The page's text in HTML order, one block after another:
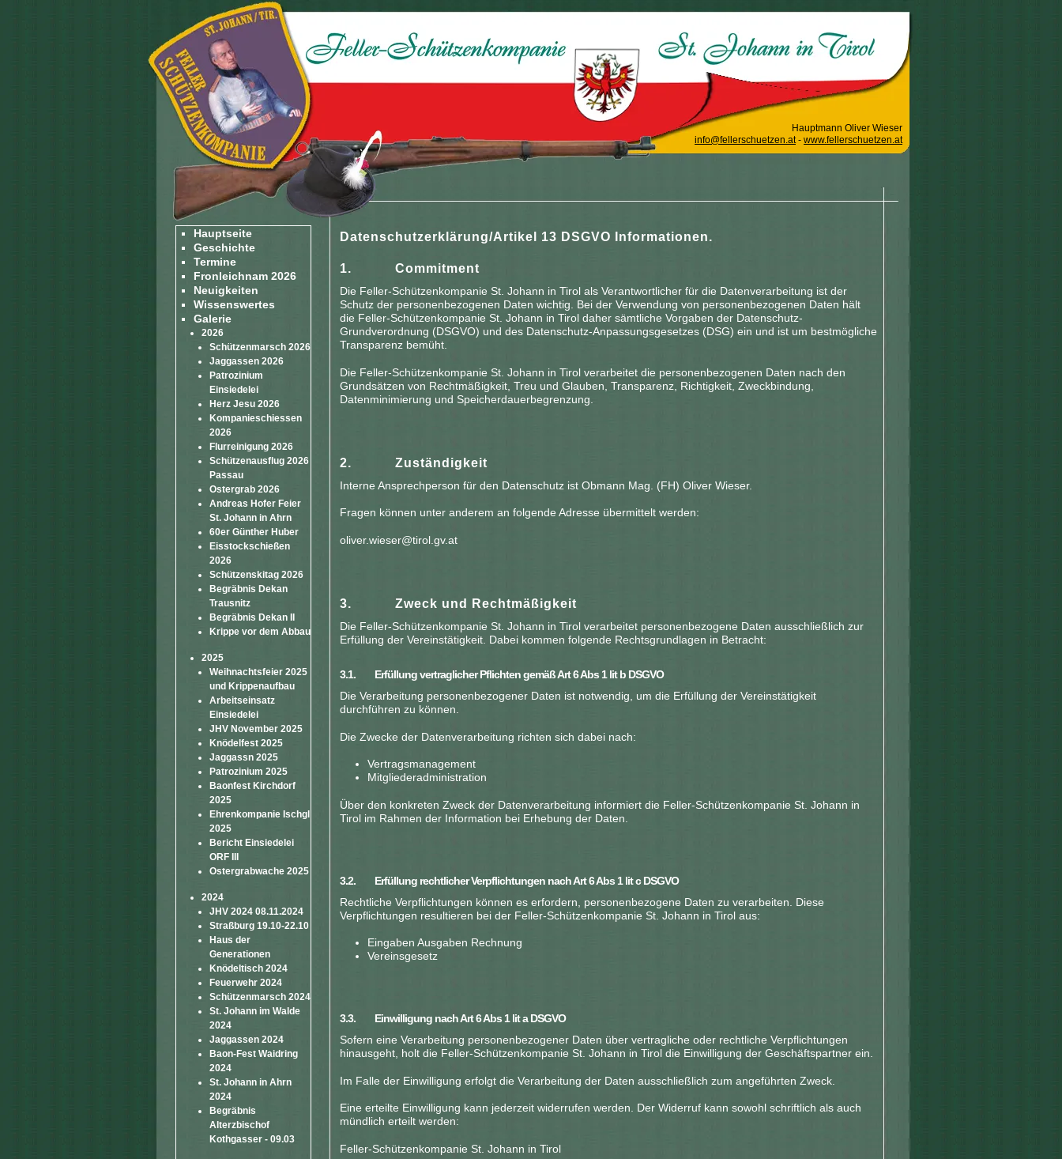
Hauptmann Oliver Wieser
info@fellerschuetzen.at- www.fellerschuetzen.at
Hauptseite
Geschichte
Termine
Fronleichnam 2026
Neuigkeiten
Wissenswertes
Galerie
2026
Schützenmarsch 2026
Jaggassen 2026
Patrozinium
Einsiedelei
Herz Jesu 2026
Kompanieschiessen
2026
Flurreinigung 2026
Schützenausflug 2026
Passau
Ostergrab 2026
Andreas Hofer Feier
St. Johann in Ahrn
60er Günther Huber
Eisstockschießen
2026
Schützenskitag 2026
Begräbnis Dekan
Trausnitz
Begräbnis Dekan II
Krippe vor dem Abbau
2025
Weihnachtsfeier 2025
und Krippenaufbau
Arbeitseinsatz
Einsiedelei
JHV November 2025
Knödelfest 2025
Jaggassn 2025
Patrozinium 2025
Baonfest Kirchdorf
2025
Ehrenkompanie Ischgl
2025
Bericht Einsiedelei
ORF III
Ostergrabwache 2025
2024
JHV 2024 08.11.2024
Straßburg 19.10-22.10
Haus der
Generationen
Knödeltisch 2024
Feuerwehr 2024
Schützenmarsch 2024
St. Johann im Walde
2024
Jaggassen 2024
Baon-Fest Waidring
2024
St. Johann in Ahrn
2024
Begräbnis
Alterzbischof
Kothgasser - 09.03
Datenschutzerklärung/Artikel 13 DSGVO Informationen.
1. Commitment
Die Feller-Schützenkompanie St. Johann in Tirol als Verantwortlicher für die Datenverarbeitung ist der
Schutz der personenbezogenen Daten wichtig. Bei der Verwendung von personenbezogenen Daten hält
die Feller-Schützenkompanie St. Johann in Tirol daher sämtliche Vorgaben der Datenschutz-
Grundverordnung (DSGVO) und des Datenschutz-Anpassungsgesetzes (DSG) ein und ist um bestmögliche
Transparenz bemüht.
Die Feller-Schützenkompanie St. Johann in Tirol verarbeitet die personenbezogenen Daten nach den
Grundsätzen von Rechtmäßigkeit, Treu und Glauben, Transparenz, Richtigkeit, Zweckbindung,
Datenminimierung und Speicherdauerbegrenzung.
2. Zuständigkeit
Interne Ansprechperson für den Datenschutz ist Obmann Mag. (FH) Oliver Wieser.
Fragen können unter anderem an folgende Adresse übermittelt werden:
oliver.wieser@tirol.gv.at
3. Zweck und Rechtmäßigkeit
Die Feller-Schützenkompanie St. Johann in Tirol verarbeitet personenbezogene Daten ausschließlich zur
Erfüllung der Vereinstätigkeit. Dabei kommen folgende Rechtsgrundlagen in Betracht:
3.1. Erfüllung vertraglicher Pflichten gemäß Art 6 Abs 1 lit b DSGVO
Die Verarbeitung personenbezogener Daten ist notwendig, um die Erfüllung der Vereinstätigkeit
durchführen zu können.
Die Zwecke der Datenverarbeitung richten sich dabei nach:
Vertragsmanagement
Mitgliederadministration
Über den konkreten Zweck der Datenverarbeitung informiert die Feller-Schützenkompanie St. Johann in
Tirol im Rahmen der Information bei Erhebung der Daten.
3.2. Erfüllung rechtlicher Verpflichtungen nach Art 6 Abs 1 lit c DSGVO
Rechtliche Verpflichtungen können es erfordern, personenbezogene Daten zu verarbeiten. Diese
Verpflichtungen resultieren bei der Feller-Schützenkompanie St. Johann in Tirol aus:
Eingaben Ausgaben Rechnung
Vereinsgesetz
3.3. Einwilligung nach Art 6 Abs 1 lit a DSGVO
Sofern eine Verarbeitung personenbezogener Daten über vertragliche oder rechtliche Verpflichtungen
hinausgeht, holt die Feller-Schützenkompanie St. Johann in Tirol die Einwilligung der Geschäftspartner ein.
Im Falle der Einwilligung erfolgt die Verarbeitung der Daten ausschließlich zum angeführten Zweck.
Eine erteilte Einwilligung kann jederzeit widerrufen werden. Der Widerruf kann sowohl schriftlich als auch
mündlich erteilt werden:
Feller-Schützenkompanie St. Johann in Tirol